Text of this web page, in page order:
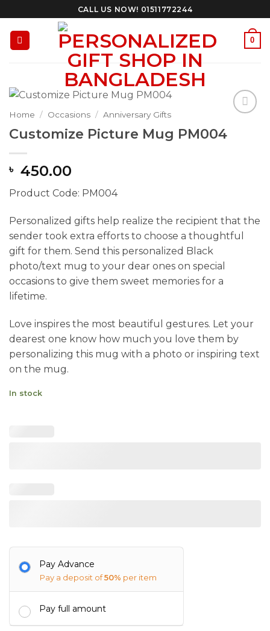
to
content
CALL US NOW! 01511772244
0
Wishlist
Home / Occasions / Anniversary Gifts
Customize Picture Mug PM004
৳ 450.00
Product Code: PM004
Personalized gifts help realize the recipient that the
sender took extra efforts to choose a thoughtful
gift for them. Send this personalized Black
photo/text mug to your dear ones on special
occasions to give them sweet memories for a
lifetime.
Love inspires the most beautiful gestures. Let your
dearest one know how much you love them by
personalizing this mug with a photo or inspiring text
on the mug.
In stock
Pay Advance
Pay a deposit of50% per item
Pay full amount